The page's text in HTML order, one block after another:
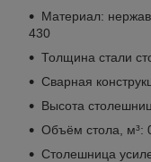
Материал:
430
Толщина стали
Сварная
Высота
Объём стола, м³:
Столешница